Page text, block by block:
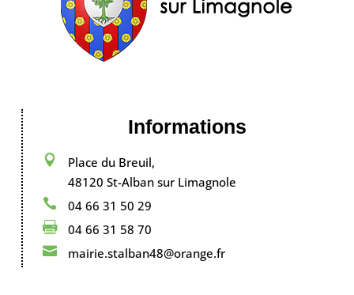
Informations

Place du Breuil,
48120 St-Alban sur Limagnole
 04 66 31 50 29
 04 66 31 58 70
 mairie.stalban48@orange.fr